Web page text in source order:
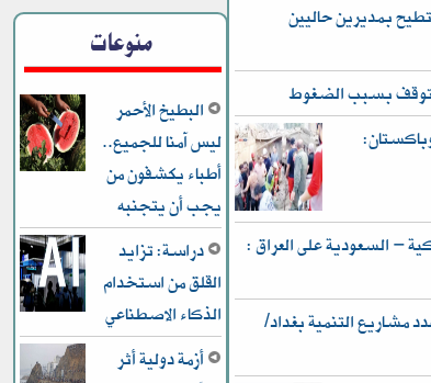
بمديرين حاليين
يتوقف بسبب الضغوط
– السعودية على العراق :
التنمية بغداد/
منوعات
البطيخ الأحمر
ليس آمنا للجميع..
أطباء يكشفون من
يجب أن يتجنبه
دراسة: تزايد
القلق من استخدام
الذكاء الاصطناعي
أزمة دولية أثر